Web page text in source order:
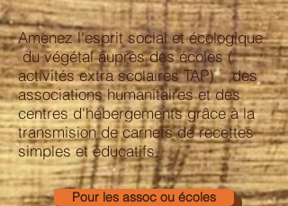
Amenez l'esprit social et écologique
du végétal auprès des écoles (
activités extra scolaires TAP) ,des
associations humanitaires et des
centres d'hébergements grâce à la
transmision de carnets de recettes
simples et éducatifs.
Pour les assoc ou écoles